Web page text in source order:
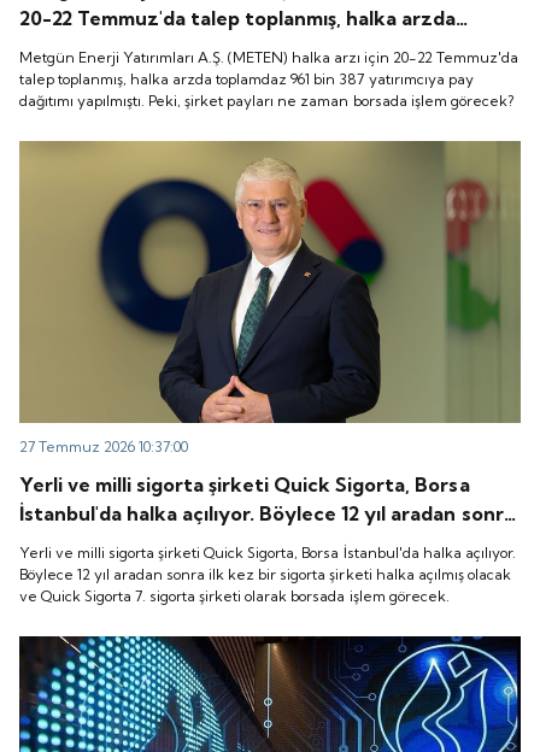
20-22 Temmuz'da talep toplanmış, halka arzda
toplamdaz 961 bin 387 yatırımcıya pay dağıtımı
yapılmıştı. Peki, şirket payları ne zaman borsada
işlem görecek?
Metgün Enerji Yatırımları A.Ş. (METEN) halka arzı için 20-22 Temmuz'da
talep toplanmış, halka arzda toplamdaz 961 bin 387 yatırımcıya pay
dağıtımı yapılmıştı. Peki, şirket payları ne zaman borsada işlem görecek?
27 Temmuz 2026 10:37:00
Yerli ve milli sigorta şirketi Quick Sigorta, Borsa
İstanbul'da halka açılıyor. Böylece 12 yıl aradan sonra
ilk kez bir sigorta şirketi halka açılmış olacak ve
Quick Sigorta 7. sigorta şirketi olarak borsada işlem
görecek.
Yerli ve milli sigorta şirketi Quick Sigorta, Borsa İstanbul'da halka açılıyor.
Böylece 12 yıl aradan sonra ilk kez bir sigorta şirketi halka açılmış olacak
ve Quick Sigorta 7. sigorta şirketi olarak borsada işlem görecek.